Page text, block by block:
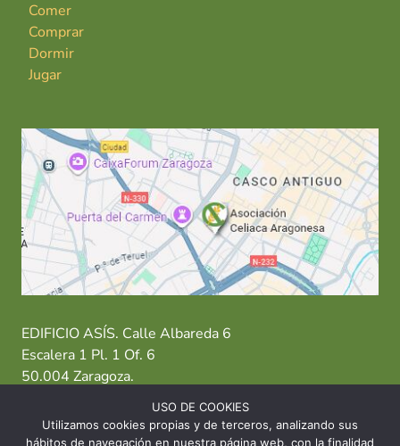
Comer
Comprar
Dormir
Jugar
EDIFICIO ASÍS. Calle Albareda 6
Escalera 1 Pl. 1 Of. 6
50.004 Zaragoza.
T: 976 484 949 M: 635 638 563
USO DE COOKIES
Utilizamos cookies propias y de terceros, analizando sus
hábitos de navegación en nuestra página web, con la finalidad